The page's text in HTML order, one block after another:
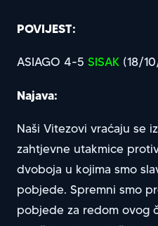
POVIJEST:
ASIAGO 4-5 SISAK (18/
Najava:
Naši Vitezovi vraćaju se
zahtjevne utakmice
dvoboja u kojima smo
pobjede. Spremni smo
pobjede za redom ovog